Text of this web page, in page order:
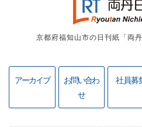
京都府福知山市の日刊紙「両
アーカイブ
お問い合わ
せ
社員募